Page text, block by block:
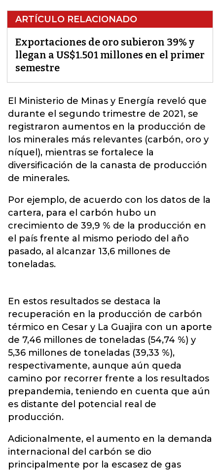
ARTÍCULO RELACIONADO
Exportaciones de oro subieron 39% y
llegan a US$1.501 millones en el primer
semestre
El Ministerio de Minas y Energía reveló que
durante el segundo trimestre de 2021, se
registraron aumentos en la producción de
los minerales más relevantes (carbón, oro y
níquel), mientras se fortalece la
diversificación de la canasta de producción
de minerales.
Por ejemplo, de acuerdo con los datos de la
cartera, para el carbón hubo un
crecimiento de 39,9 % de la producción en
el país frente al mismo periodo del año
pasado, al alcanzar 13,6 millones de
toneladas.
En estos resultados se destaca la
recuperación en la producción de carbón
térmico en Cesar y La Guajira con un aporte
de 7,46 millones de toneladas (54,74 %) y
5,36 millones de toneladas (39,33 %),
respectivamente, aunque aún queda
camino por recorrer frente a los resultados
prepandemia, teniendo en cuenta que aún
es distante del potencial real de
producción.
Adicionalmente, el aumento en la demanda
internacional del carbón se dio
principalmente por la escasez de gas